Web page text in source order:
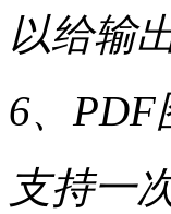
以给输
6、PDF
支持一